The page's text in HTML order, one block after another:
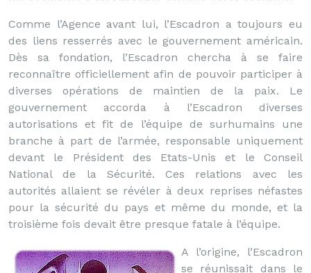
Comme l’Agence avant lui, l’Escadron a toujours eu
des liens resserrés avec le gouvernement américain.
Dès sa fondation, l’Escadron chercha à se faire
reconnaître officiellement afin de pouvoir participer à
diverses opérations de maintien de la paix. Le
gouvernement accorda à l’Escadron diverses
autorisations et fit de l’équipe de surhumains une
branche à part de l’armée, responsable uniquement
devant le Président des Etats-Unis et le Conseil
National de la Sécurité. Ces relations avec les
autorités allaient se révéler à deux reprises néfastes
pour la sécurité du pays et même du monde, et la
troisième fois devait être presque fatale à l’équipe.
A l’origine, l’Escadron
se réunissait dans le